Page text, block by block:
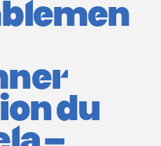
du